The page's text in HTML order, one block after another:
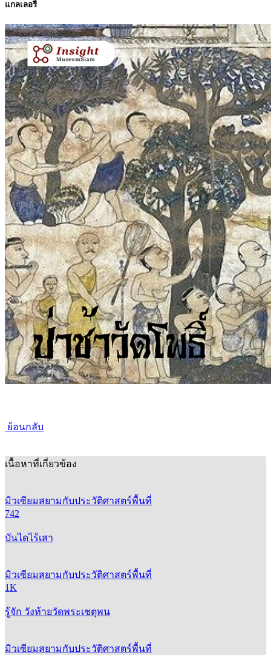
แกลเลอรี่
ย้อนกลับ
เนื้อหาที่เกี่ยวข้อง
มิวเซียมสยามกับประวัติศาสตร์พื้นที่
742
บันไดไร้เสา
มิวเซียมสยามกับประวัติศาสตร์พื้นที่
1K
รู้จัก วังท้ายวัดพระเชตุพน
มิวเซียมสยามกับประวัติศาสตร์พื้นที่